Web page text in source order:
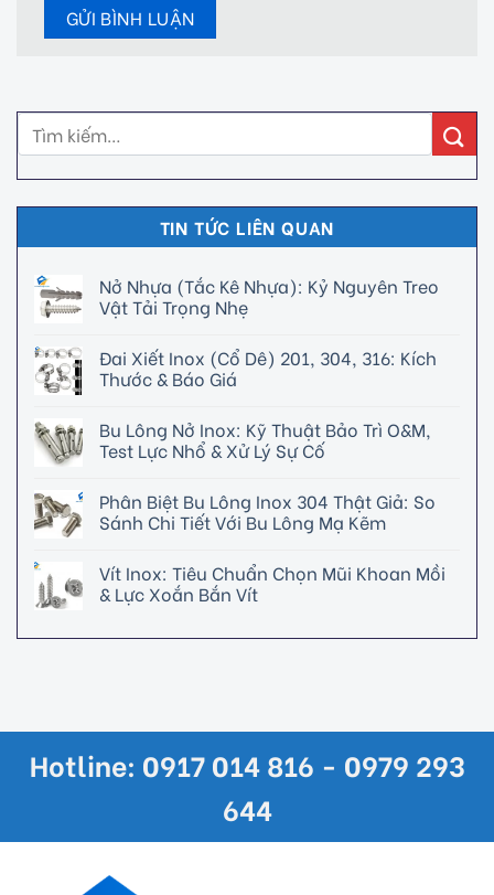
TIN TỨC LIÊN QUAN
Nở Nhựa (Tắc Kê Nhựa): Kỷ Nguyên Treo
Vật Tải Trọng Nhẹ
Đai Xiết Inox (Cổ Dê) 201, 304, 316: Kích
Thước & Báo Giá
Bu Lông Nở Inox: Kỹ Thuật Bảo Trì O&M,
Test Lực Nhổ & Xử Lý Sự Cố
Phân Biệt Bu Lông Inox 304 Thật Giả: So
Sánh Chi Tiết Với Bu Lông Mạ Kẽm
Vít Inox: Tiêu Chuẩn Chọn Mũi Khoan Mồi
& Lực Xoắn Bắn Vít
Hotline: 0917 014 816 - 0979 293
644